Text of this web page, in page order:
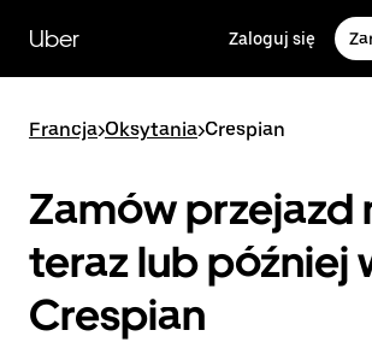
głównej
zawartości
Uber Zaloguj się
Francja>Oksytania>Crespian
Zamów przejazd
teraz lub później
Crespian